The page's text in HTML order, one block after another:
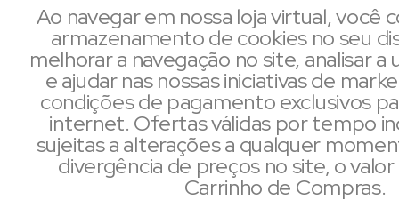
Ao navegar em nossa loja virtual, você
armazenamento de cookies no seu
melhorar a navegação no site, analisar a
e ajudar nas nossas iniciativas de
condições de pagamento exclusivos
internet. Ofertas válidas por tempo
sujeitas a alterações a qualquer
divergência de preços no site, o
Carrinho de Compras.